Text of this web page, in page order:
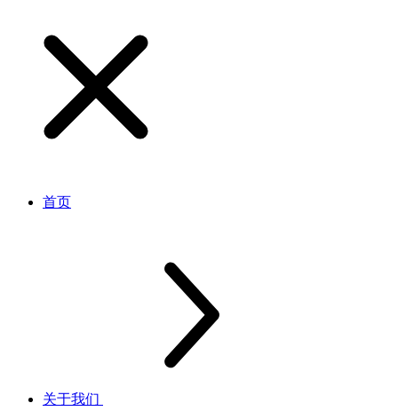
首页
关于我们